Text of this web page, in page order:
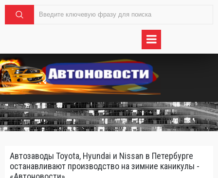
Автозаводы Toyota, Hyundai и Nissan в Петербурге
останавливают производство на зимние каникулы -